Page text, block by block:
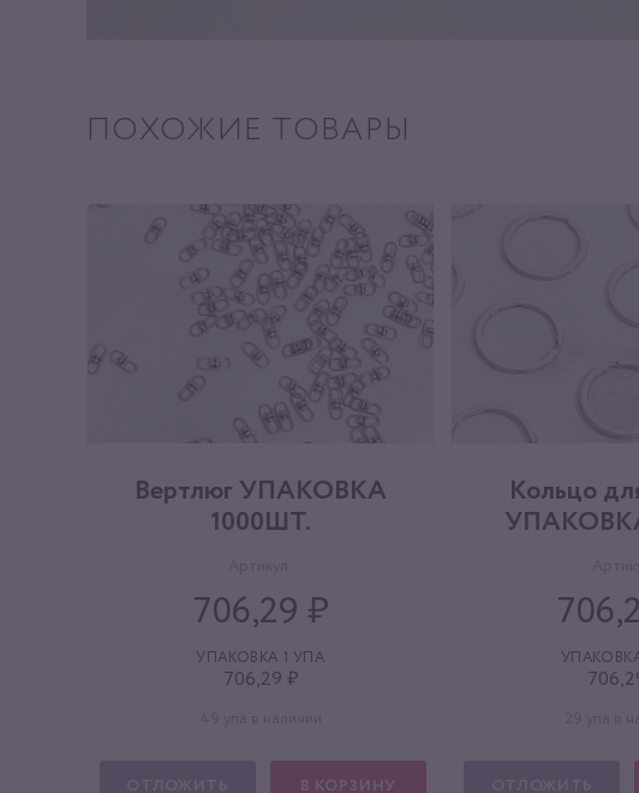
ПОХОЖИЕ ТОВАРЫ
Вертлюг УПАКОВКА
1000ШТ.
706,29 ₽
УПАКОВКА 1 УПА
706,29 ₽
В КОРЗИНУ
Кольцо